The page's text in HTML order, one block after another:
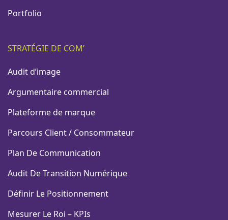
Portfolio
STRATÉGIE DE COM’
Audit d’image
Argumentaire commercial
Plateforme de marque
Parcours Client / Consommateur
Plan De Communication
Audit De Transition Numérique
Définir Le Positionnement
Mesurer Le Roi – KPIs